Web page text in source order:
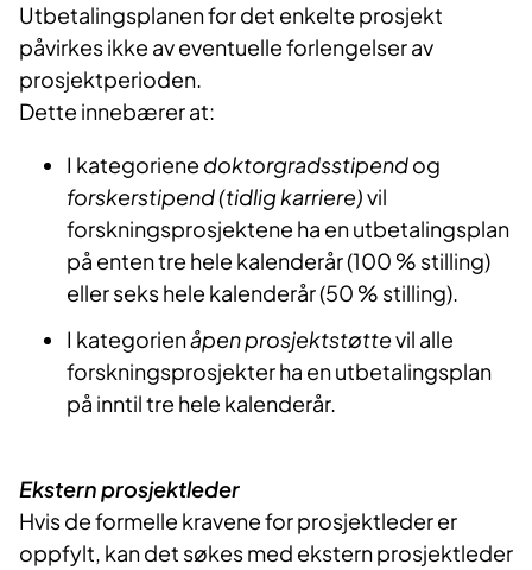
Utbetalingsplanen for det enkelte prosjekt
påvirkes ikke av eventuelle forlengelser av
prosjektperioden.
Dette innebærer at:
I kategoriene doktorgradsstipendog
forskerstipend (tidlig karriere)vil
forskningsprosjektene ha en utbetalingsplan
på enten tre hele kalenderår (100 % stilling)
eller seks hele kalenderår (50 % stilling).
I kategorienåpen prosjektstøttevil alle
forskningsprosjekter ha en utbetalingsplan
på inntil tre hele kalenderår.
Ekstern prosjektleder
Hvis de formelle kravene for prosjektleder er
oppfylt, kan det søkes med ekstern prosjektleder